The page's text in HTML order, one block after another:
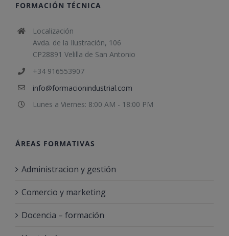
FORMACIÓN TÉCNICA
Localización
Avda. de la Ilustración, 106
CP28891 Velilla de San Antonio
+34 916553907
info@formacionindustrial.com
Lunes a Viernes: 8:00 AM - 18:00 PM
ÁREAS FORMATIVAS
Administracion y gestión
Comercio y marketing
Docencia – formación